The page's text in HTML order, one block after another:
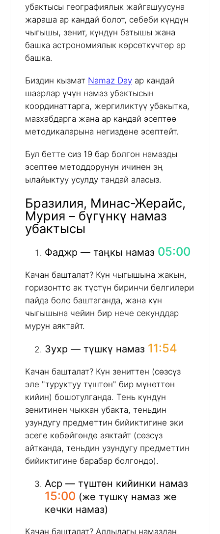
убактысы географиялык жайгашуусуна
жараша ар кандай болот, себеби күндүн
чыгышы, зенит, күндүн батышы жана
башка астрономиялык көрсөткүчтөр ар
башка.
Биздин кызмат Namaz Day ар кандай
шаарлар үчүн намаз убактысын
координаттарга, жергиликтүү убакытка,
мазхабдарга жана ар кандай эсептөө
методикаларына негиздене эсептейт.
Бул бетте сиз 19 бар болгон намазды
эсептөө методдорунун ичинен эң
ылайыктуу усулду тандай аласыз.
Бразилия, Минас-Жерайс,
Мурия – бүгүнкү намаз
убактысы
Фаджр — таңкы намаз 05:00
Качан башталат? Күн чыгышына жакын,
горизонтто ак түстүн биринчи белгилери
пайда боло баштаганда, жана күн
чыгышына чейин бир нече секунддар
мурун аяктайт.
Зухр — түшкү намаз 11:54
Качан башталат? Күн зениттен (сөзсүз
эле "туруктуу түштөн" бир мүнөттөн
кийин) бошотулганда. Тень күндүн
зенитинен чыккан убакта, теньдин
узундугу предметтин бийиктигине эки
эсеге көбөйгөндө аяктайт (сөзсүз
айтканда, теньдин узундугу предметтин
бийиктигине барабар болгондо).
Аср — түштөн кийинки намаз
15:00 (же түшкү намаз же
кечки намаз)
Качан башталат? Алдыдагы намаздан